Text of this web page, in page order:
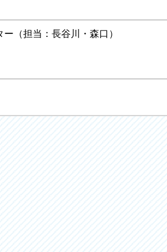
（担当：長谷川・森口）